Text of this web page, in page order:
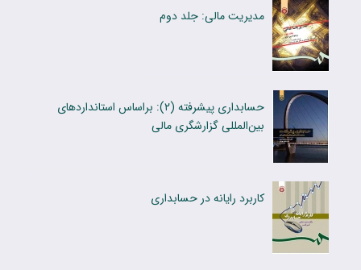
مدیریت مالی: جلد دوم
حسابداری پیشرفته (۲): براساس استانداردهای
بین‌المللی گزارشگری مالی
کاربرد رایانه در حسابدارى